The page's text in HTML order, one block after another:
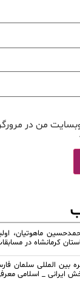
من در
ماهوتیان،
کرمانشاه در
بین المللی سلمان
ایرانی _ اسلامی